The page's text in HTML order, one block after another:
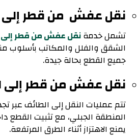
نقل عفش من قطر
تشمل خدمةنقل عفش من قطر
الشقق والفلل والمكاتب
جميع القطع بحالة جيدة.
نقل عفش من قطر إلى
تتم عمليات النقل إلى الطائف عبر
المنطقة الجبلي، مع تثبيت القطع
يمنع الاهتزاز أثناء الطرق المرتفعة.